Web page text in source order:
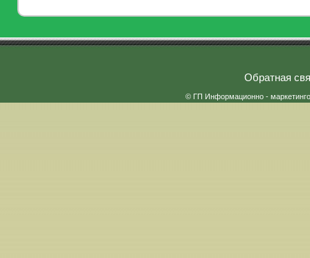
Обратная
© ГП Информационно -